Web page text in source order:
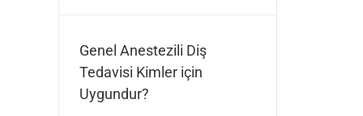
Genel Anestezili Diş
Tedavisi Kimler için
Uygundur?